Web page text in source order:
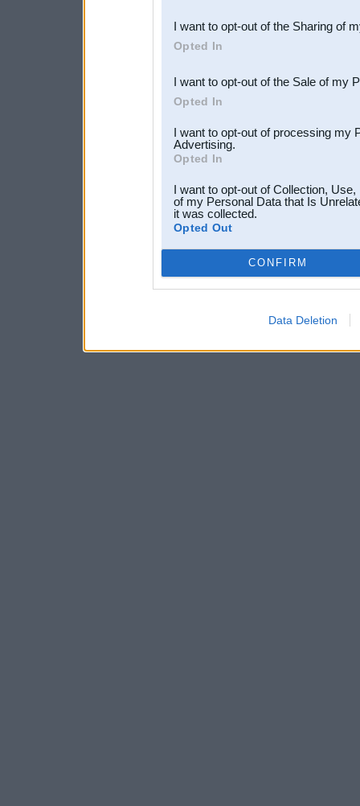
Downstream Participants
third parties.
I want to opt-out of the Sharing of
Opted In
I want to opt-out of the Sale of my
Opted In
I want to opt-out of processing my
Advertising.
Opted In
I want to opt-out of Collection,
of my Personal Data that Is
it was collected.
Opted Out
CONFIRM
Data Deletion